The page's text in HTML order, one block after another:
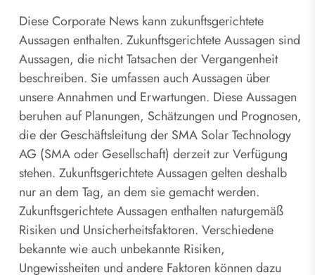
Diese Corporate News kann zukunftsgerichtete
Aussagen enthalten. Zukunftsgerichtete Aussagen sind
Aussagen, die nicht Tatsachen der Vergangenheit
beschreiben. Sie umfassen auch Aussagen über
unsere Annahmen und Erwartungen. Diese Aussagen
beruhen auf Planungen, Schätzungen und Prognosen,
die der Geschäftsleitung der SMA Solar Technology
AG (SMA oder Gesellschaft) derzeit zur Verfügung
stehen. Zukunftsgerichtete Aussagen gelten deshalb
nur an dem Tag, an dem sie gemacht werden.
Zukunftsgerichtete Aussagen enthalten naturgemäß
Risiken und Unsicherheitsfaktoren. Verschiedene
bekannte wie auch unbekannte Risiken,
Ungewissheiten und andere Faktoren können dazu